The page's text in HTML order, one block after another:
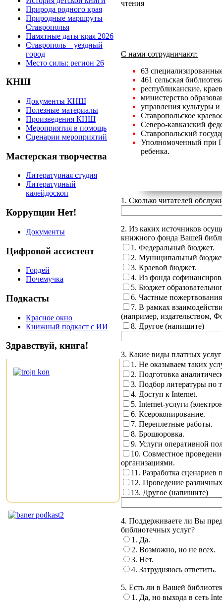
Природа родного края
Природные маршруты
Ставрополья
Памятные даты края 2026
Ставрополь – уездный
город
Место силы: регион 26
КНШ
Документы КНШ
Полезные материалы
Произведения КНШ
Мероприятия в помощь
Сценарии мероприятий
Мастерская творчества
Литературная студия
Литературный
калейдоскоп
Коррупции Нет!
Документы
Цифровой ассистент
Гордей
Почемучка
Подкасты
Красное окно
Книжный подкаст с ИИ
Здравствуй, книга!
чтения
С нами сотрудничают:
63
461 сельская
республиканские,
министерство
управления культуры
Ставропольское
Северо-кавказский
Ставропольский
Уполномоченный при
ребенка.
1. Сколько читателей
2. Из каких источников
книжного фонда Вашей
1. Федеральный бюджет.
2. Муниципальный
3. Краевой бюджет.
4. Из фонда
5. Бюджет
6. Частные
7. В рамках
(например, издательством,
8. Другое (напишите)
3. Какие виды платных
1. Не оказываем таких
2. Подготовка
3. Подбор литературы по
4. Доступ к Internet.
5. Internet-услуги
6. Ксерокопирование.
7. Переплетные работы.
8. Брошюровка.
9. Услуги оперативной
10. Совместное
организациями.
11. Разработка сценариев
12. Проведение
13. Другое (напишите)
4. Поддерживаете ли Вы
библиотечных услуг?
1. Да.
2. Возможно, но не всех.
3. Нет.
4. Затрудняюсь ответить.
5. Есть ли в Вашей
1. Да, но выхода в сеть